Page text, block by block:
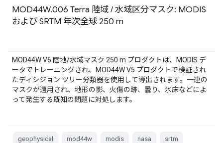
MOD44W.006 Terra 陸域 / 水域区分マスク: MODIS
および SRTM 年次全球 250 m
MOD44W V6 陸地/水域マスク 250 m プロダクトは、MODIS デ
ータでトレーニングされ、MOD44W V5 プロダクトで検証され
たディシジョン ツリー分類器を使用して導出されます。一連の
マスクが適用され、地形の影、火傷の跡、曇り、氷床などによ
って発生する既知の問題に対処します。
geophysical mod44w modis nasa srtm